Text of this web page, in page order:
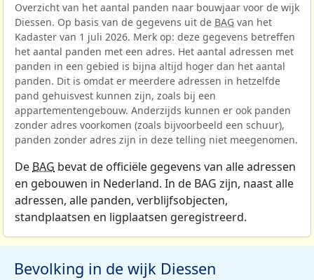
Overzicht van het aantal panden naar bouwjaar voor de wijk
Diessen. Op basis van de gegevens uit de BAG van het
Kadaster van 1 juli 2026. Merk op: deze gegevens betreffen
het aantal panden met een adres. Het aantal adressen met
panden in een gebied is bijna altijd hoger dan het aantal
panden. Dit is omdat er meerdere adressen in hetzelfde
pand gehuisvest kunnen zijn, zoals bij een
appartementengebouw. Anderzijds kunnen er ook panden
zonder adres voorkomen (zoals bijvoorbeeld een schuur),
panden zonder adres zijn in deze telling niet meegenomen.
De BAG bevat de officiële gegevens van alle adressen
en gebouwen in Nederland. In de BAG zijn, naast alle
adressen, alle panden, verblijfsobjecten,
standplaatsen en ligplaatsen geregistreerd.
Bevolking in de wijk Diessen